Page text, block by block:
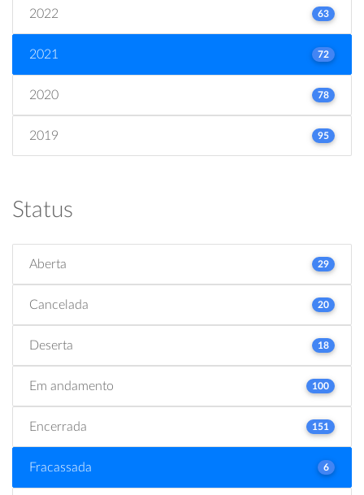
2022 63
2021 72
2020 78
2019 95
Status
Aberta 29
Cancelada 20
Deserta 18
Em andamento 100
Encerrada 151
Fracassada 6